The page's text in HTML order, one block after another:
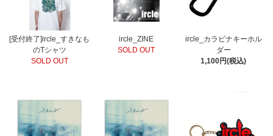
[受付終了]ircle_すきなも
のTシャツ
SOLD OUT
ircle_ZINE
SOLD OUT
ircle_カラビナキーホル
ダー
1,100円(税込)